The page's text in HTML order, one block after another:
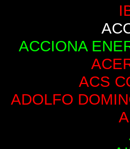
ACCIONA
ACS
ADOLFO